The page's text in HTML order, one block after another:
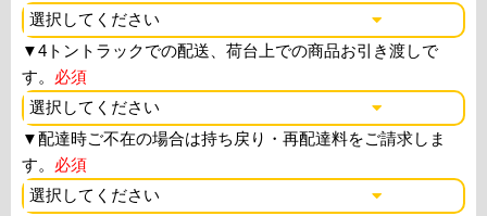
▼4トントラックでの配送、荷台上での商品お引き渡しで
す。 必須
▼配達時ご不在の場合は持ち戻り・再配達料をご請求しま
す。 必須